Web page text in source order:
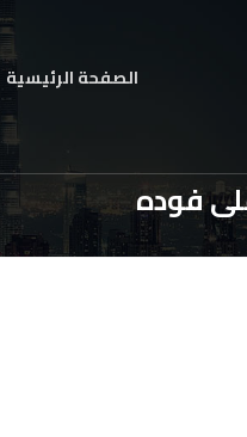
الصفحة الرئيسية
فوده